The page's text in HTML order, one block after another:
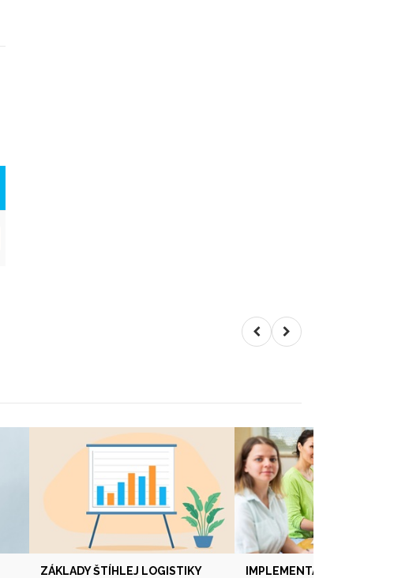
ZÁKLADY ŠTÍHLEJ LOGISTIKY
IMPLEMENTÁCIA ŠTÍHLEJ